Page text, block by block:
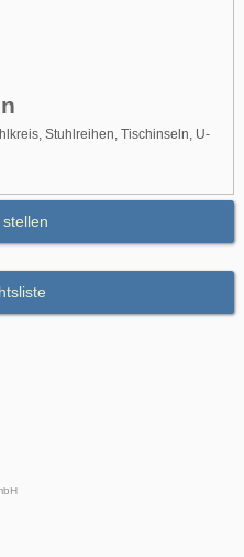
Stuhlreihen, Tischinseln, U-